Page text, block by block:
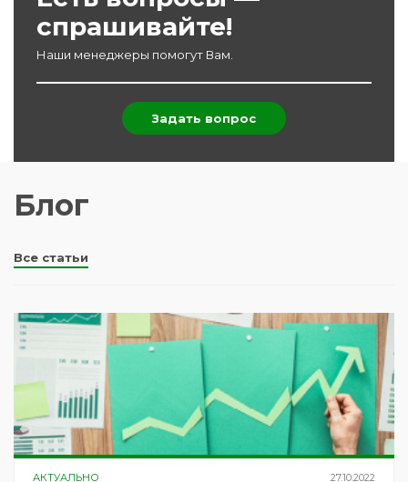
спрашивайте!
Наши менеджеры помогут Вам.
Задать вопрос
Блог
Все статьи
АКТУАЛЬНО 27.10.2022